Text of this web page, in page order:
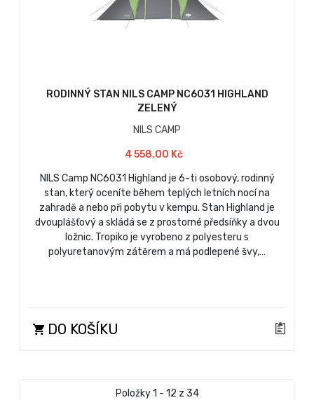
RODINNÝ STAN NILS CAMP NC6031 HIGHLAND
ZELENÝ
NILS CAMP
4 558,00 Kč
NILS Camp NC6031 Highland je 6-ti osobový, rodinný
stan, který oceníte během teplých letních nocí na
zahradě a nebo při pobytu v kempu. Stan Highland je
dvouplášťový a skládá se z prostorné předsíňky a dvou
ložnic. Tropiko je vyrobeno z polyesteru s
polyuretanovým zátěrem a má podlepené švy,…
DO KOŠÍKU
Položky 1 - 12 z 34